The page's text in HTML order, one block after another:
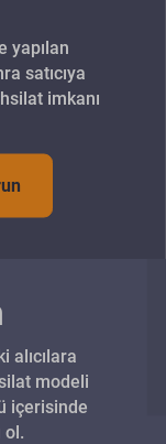
yapılan
satıcıya
imkanı
alıcılara
modeli
içerisinde
ol.